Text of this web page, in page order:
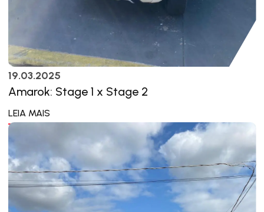
19.03.2025
Amarok: Stage 1 x Stage 2
LEIA MAIS